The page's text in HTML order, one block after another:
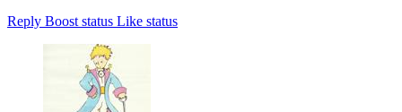
Reply Boost status Like status